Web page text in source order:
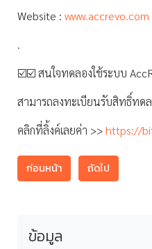
Website : www.accrevo.com
.
☑️☑️ สนใจทดลองใช้ระบบ
สามารถลงทะเบียนรับสิทธิ์ทด
คลิกที่ลิ้งค์เลยค่า >>https://
ก่อนหน้า ถัดไป
ข้อมูล